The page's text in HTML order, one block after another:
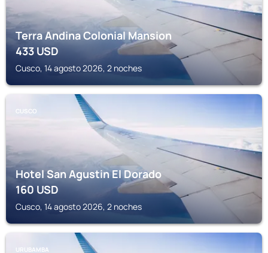
Terra Andina Colonial Mansion
433USD
Cusco, 14 agosto 2026, 2 noches
CUSCO
Hotel San Agustin El Dorado
160USD
Cusco, 14 agosto 2026, 2 noches
URUBAMBA